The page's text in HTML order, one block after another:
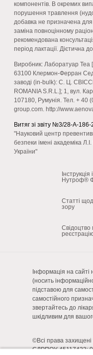
компонентів. В окремих
порушення травлення
добавка не призначена для
заміна повноцінному
рекомендована
період лактації. Дієтична
Виробник: Лаборатуар Теа
63100 Клермон-Ферран
заводі (in-bulk): С. Ц.
ROMANIA S.R.L.]; 1, вул.
107180, Румунія. Тел. + 40
group.com. http://
Витяг зі звіту №3/28-А-
"Науковий центр
безпеки імені академіка
України"
Нутроф®
Статті
зору
Свідоцтво
Інформація на
(носить
підставою для
самостійного
звертайтесь до
шкідливим для
©Всі права
ЄДРПОУ 45117423;